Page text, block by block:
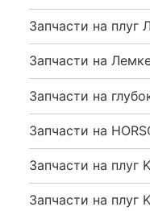
Запчасти на плуг
Запчасти на
Запчасти на
Запчасти на
Запчасти на плуг
Запчасти на плуг